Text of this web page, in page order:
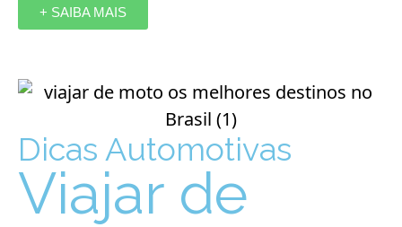
+ SAIBA MAIS
Dicas Automotivas
Viajar de